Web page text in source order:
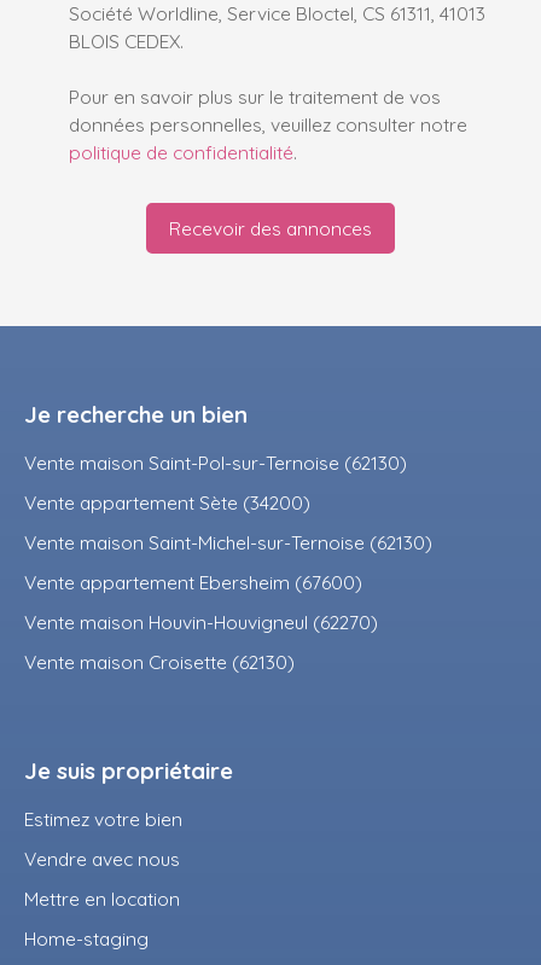
Société Worldline, Service Bloctel, CS 61311, 41013
BLOIS CEDEX.
Pour en savoir plus sur le traitement de vos
données personnelles, veuillez consulter notre
politique de confidentialité.
Recevoir des annonces
Je recherche un bien
Vente maison Saint-Pol-sur-Ternoise (62130)
Vente appartement Sète (34200)
Vente maison Saint-Michel-sur-Ternoise (62130)
Vente appartement Ebersheim (67600)
Vente maison Houvin-Houvigneul (62270)
Vente maison Croisette (62130)
Je suis propriétaire
Estimez votre bien
Vendre avec nous
Mettre en location
Home-staging